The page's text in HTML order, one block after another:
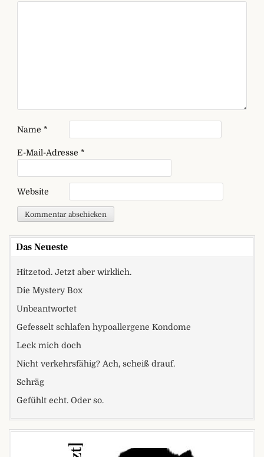
Name *
E-Mail-Adresse *
Website
Das Neueste
Hitzetod. Jetzt aber wirklich.
Die Mystery Box
Unbeantwortet
Gefesselt schlafen hypoallergene Kondome
Leck mich doch
Nicht verkehrsfähig? Ach, scheiß drauf.
Schräg
Gefühlt echt. Oder so.